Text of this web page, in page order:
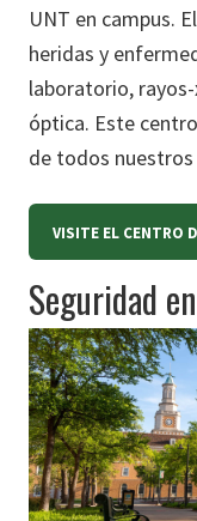
UNT en campus.
heridas y
laboratorio,
óptica. Este
de todos
VISITE EL CENTRO
Seguridad